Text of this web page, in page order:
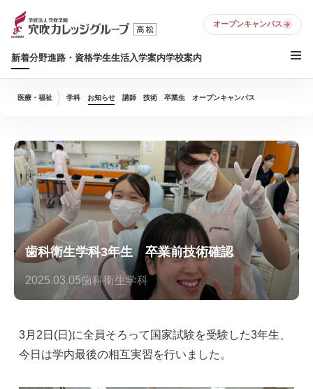
新着分野進路・資格学生生活入学案内学校案内
オープンキャンパス
医療・福祉 学科 お知らせ 講師 技術 卒業生 オープンキャンパス
歯科衛生学科3年生 卒業前技術確認
2025.03.05歯科衛生学科
3月2日(日)に全員そろって国家試験を受験した3年生、
今日は学内最後の相互実習を行いました。